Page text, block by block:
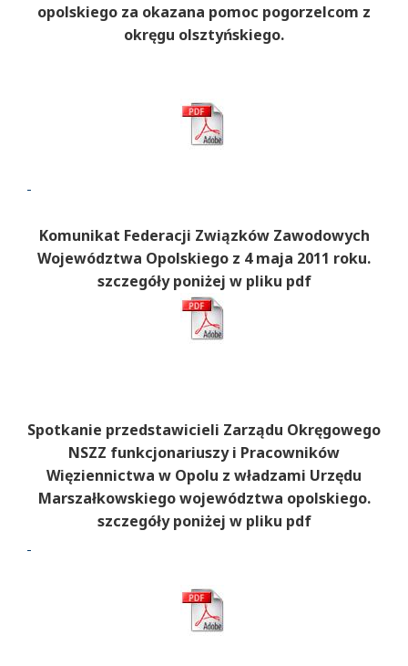
opolskiego za okazana pomoc pogorzelcom z
okręgu olsztyńskiego.
Komunikat Federacji Związków Zawodowych
Województwa Opolskiego z 4 maja 2011 roku.
szczegóły poniżej w pliku pdf
Spotkanie przedstawicieli Zarządu Okręgowego
NSZZ funkcjonariuszy i Pracowników
Więziennictwa w Opolu z władzami Urzędu
Marszałkowskiego województwa opolskiego.
szczegóły poniżej w pliku pdf